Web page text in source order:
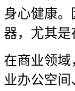
身心健康
器，尤其
在商业领
业办公空